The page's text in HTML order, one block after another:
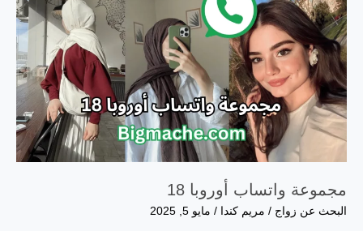
ارقام
وتساب
مجموعة واتساب أوروبا 18
البحث عن زواج / مريم كندا / مايو 5, 2025